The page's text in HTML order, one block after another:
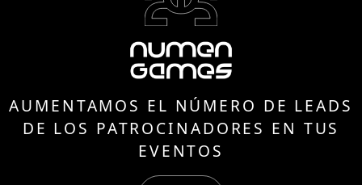
AUMENTAMOS EL NÚMERO DE LEADS
DE LOS PATROCINADORES EN TUS
EVENTOS